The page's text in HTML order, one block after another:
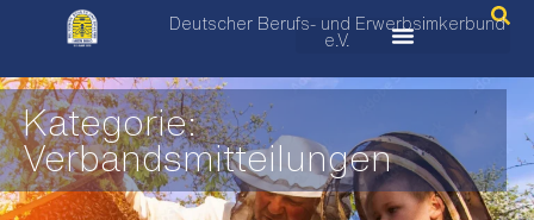
Deutscher Berufs- und Erwerbsimkerbund
e.V.
Kategorie:
Verbandsmitteilungen